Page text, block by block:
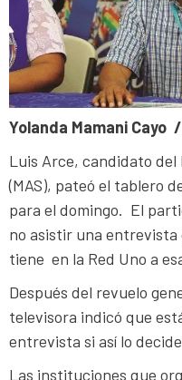
Yolanda Mamani Cayo
Luis Arce, candidato del
(MAS), pateó el tablero
para el domingo. El
no asistir una entrevista
tiene en la Red Uno a
Después del revuelo
televisora indicó que
entrevista si así lo
Las instituciones que